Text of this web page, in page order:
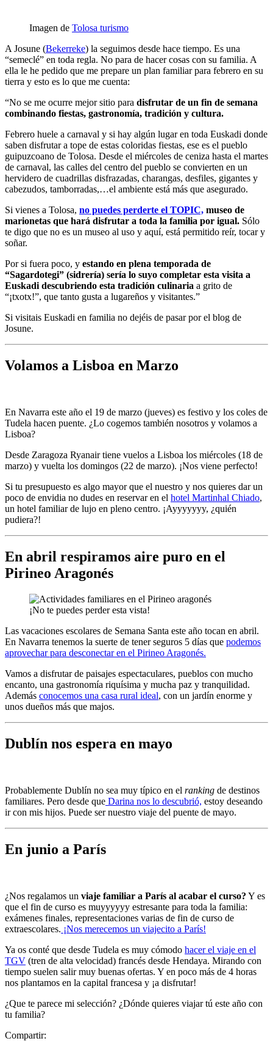
Imagen de Tolosa turismo
A Josune (Bekerreke) la seguimos desde hace tiempo. Es una
“semeclé” en toda regla. No para de hacer cosas con su familia. A
ella le he pedido que me prepare un plan familiar para febrero en su
tierra y esto es lo que me cuenta:
“No se me ocurre mejor sitio para disfrutar de un fin de semana
combinando fiestas, gastronomía, tradición y cultura.
Febrero huele a carnaval y si hay algún lugar en toda Euskadi donde
saben disfrutar a tope de estas coloridas fiestas, ese es el pueblo
guipuzcoano de Tolosa. Desde el miércoles de ceniza hasta el martes
de carnaval, las calles del centro del pueblo se convierten en un
hervidero de cuadrillas disfrazadas, charangas, desfiles, gigantes y
cabezudos, tamborradas,…el ambiente está más que asegurado.
Si vienes a Tolosa, no puedes perderte el TOPIC, museo de
marionetas que hará disfrutar a toda la familia por igual. Sólo
te digo que no es un museo al uso y aquí, está permitido reír, tocar y
soñar.
Por si fuera poco, y estando en plena temporada de
“Sagardotegi” (sidrería) sería lo suyo completar esta visita a
Euskadi descubriendo esta tradición culinaria a grito de
“¡txotx!”, que tanto gusta a lugareños y visitantes.”
Si visitais Euskadi en familia no dejéis de pasar por el blog de
Josune.
Volamos a Lisboa en Marzo
En Navarra este año el 19 de marzo (jueves) es festivo y los coles de
Tudela hacen puente. ¿Lo cogemos también nosotros y volamos a
Lisboa?
Desde Zaragoza Ryanair tiene vuelos a Lisboa los miércoles (18 de
marzo) y vuelta los domingos (22 de marzo). ¡Nos viene perfecto!
Si tu presupuesto es algo mayor que el nuestro y nos quieres dar un
poco de envidia no dudes en reservar en el hotel Martinhal Chiado,
un hotel familiar de lujo en pleno centro. ¡Ayyyyyyy, ¿quién
pudiera?!
En abril respiramos aire puro en el
Pirineo Aragonés
¡No te puedes perder esta vista!
Las vacaciones escolares de Semana Santa este año tocan en abril.
En Navarra tenemos la suerte de tener seguros 5 días que podemos
aprovechar para desconectar en el Pirineo Aragonés.
Vamos a disfrutar de paisajes espectaculares, pueblos con mucho
encanto, una gastronomía riquísima y mucha paz y tranquilidad.
Además conocemos una casa rural ideal, con un jardín enorme y
unos dueños más que majos.
Dublín nos espera en mayo
Probablemente Dublín no sea muy típico en el ranking de destinos
familiares. Pero desde que Darina nos lo descubrió, estoy deseando
ir con mis hijos. Puede ser nuestro viaje del puente de mayo.
En junio a París
¿Nos regalamos un viaje familiar a París al acabar el curso? Y es
que el fin de curso es muyyyyyy estresante para toda la familia:
exámenes finales, representaciones varias de fin de curso de
extraescolares. ¡Nos merecemos un viajecito a París!
Ya os conté que desde Tudela es muy cómodo hacer el viaje en el
TGV (tren de alta velocidad) francés desde Hendaya. Mirando con
tiempo suelen salir muy buenas ofertas. Y en poco más de 4 horas
nos plantamos en la capital francesa y ¡a disfrutar!
¿Que te parece mi selección? ¿Dónde quieres viajar tú este año con
tu familia?
Compartir: